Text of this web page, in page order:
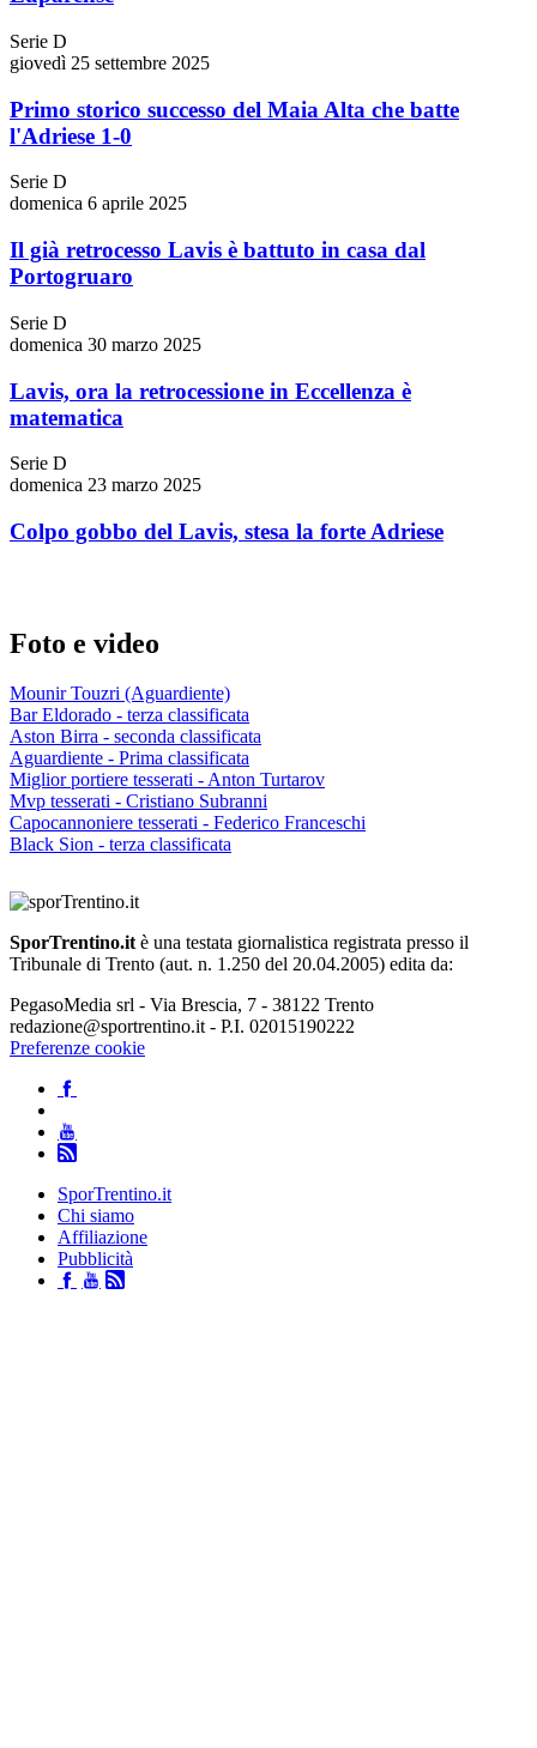
Serie D
giovedì 25 settembre 2025
Primo storico successo del Maia Alta che batte
l'Adriese 1-0
Serie D
domenica 6 aprile 2025
Il già retrocesso Lavis è battuto in casa dal
Portogruaro
Serie D
domenica 30 marzo 2025
Lavis, ora la retrocessione in Eccellenza è
matematica
Serie D
domenica 23 marzo 2025
Colpo gobbo del Lavis, stesa la forte Adriese
Foto e video
Mounir Touzri (Aguardiente)
Bar Eldorado - terza classificata
Aston Birra - seconda classificata
Aguardiente - Prima classificata
Miglior portiere tesserati - Anton Turtarov
Mvp tesserati - Cristiano Subranni
Capocannoniere tesserati - Federico Franceschi
Black Sion - terza classificata
SporTrentino.itè una testata giornalistica registrata presso il
Tribunale di Trento (aut. n. 1.250 del 20.04.2005) edita da:
PegasoMedia srl - Via Brescia, 7 - 38122 Trento
redazione@sportrentino.it - P.I. 02015190222
Preferenze cookie
SporTrentino.it
Chi siamo
Affiliazione
Pubblicità